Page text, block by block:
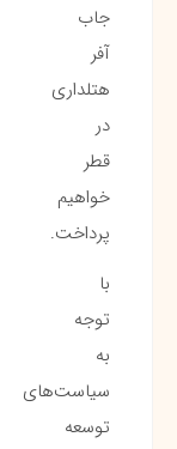
جاب
آفر
هتلداری
در
قطر
خواهیم
پرداخت.
با
توجه
به
سیاست‌های
توسعه